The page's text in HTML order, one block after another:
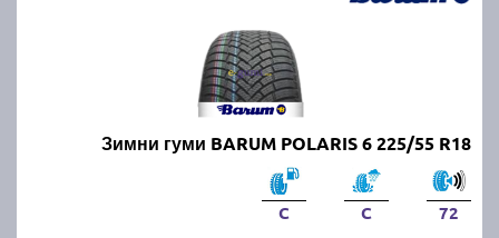
Зимни гуми BARUM POLARIS 6 225/55 R18
C C 72